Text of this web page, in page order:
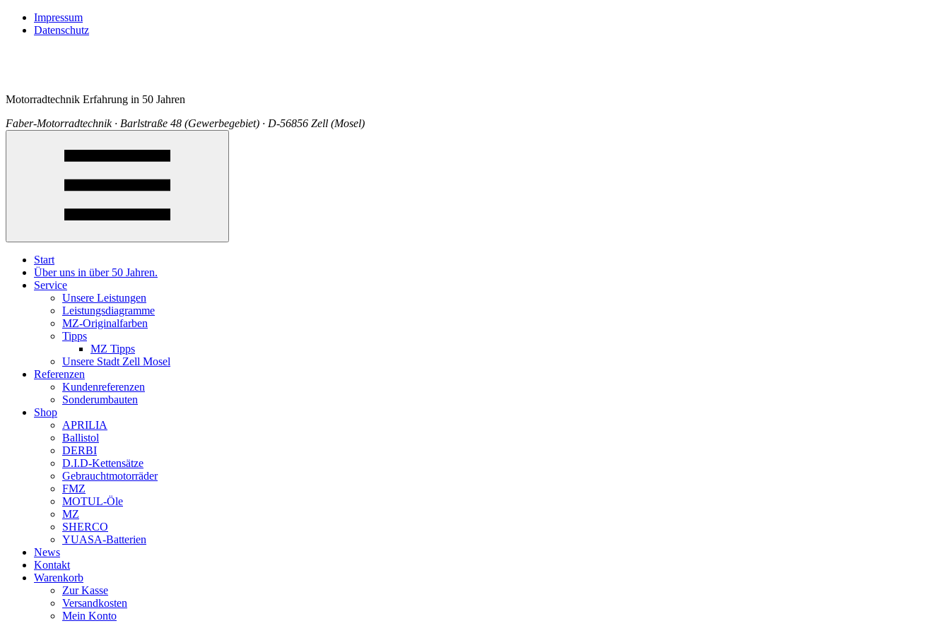
Impressum
Datenschutz
Motorradtechnik Erfahrung in 50 Jahren
Faber-Motorradtechnik · Barlstraße 48 (Gewerbegebiet) · D-56856 Zell (Mosel)
Start
Über uns in über 50 Jahren.
Service
Unsere Leistungen
Leistungsdiagramme
MZ-Originalfarben
Tipps
MZ Tipps
Unsere Stadt Zell Mosel
Referenzen
Kundenreferenzen
Sonderumbauten
Shop
APRILIA
Ballistol
DERBI
D.I.D-Kettensätze
Gebrauchtmotorräder
FMZ
MOTUL-Öle
MZ
SHERCO
YUASA-Batterien
News
Kontakt
Warenkorb
Zur Kasse
Versandkosten
Mein Konto